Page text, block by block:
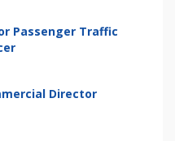
Passenger Traffic
Director